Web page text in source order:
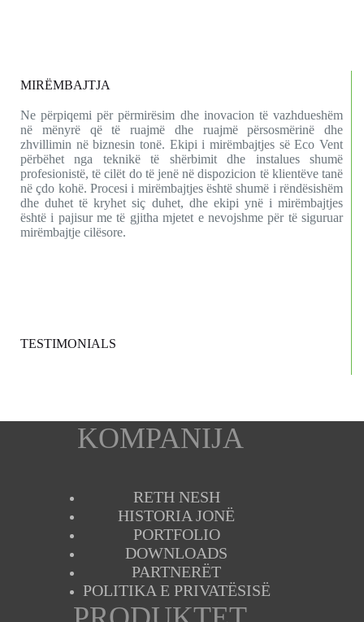
MIRËMBAJTJA
Ne përpiqemi për përmirësim dhe inovacion të vazhdueshëm
në mënyrë që të ruajmë dhe ruajmë përsosmërinë dhe
zhvillimin në biznesin tonë. Ekipi i mirëmbajtjes së Eco Vent
përbëhet nga teknikë të shërbimit dhe instalues ​​shumë
profesionistë, të cilët do të jenë në dispozicion të klientëve tanë
në çdo kohë. Procesi i mirëmbajtjes është shumë i rëndësishëm
dhe duhet të kryhet siç duhet, dhe ekipi ynë i mirëmbajtjes
është i pajisur me të gjitha mjetet e nevojshme për të siguruar
mirëmbajtje cilësore.
TESTIMONIALS
KOMPANIJA
RETH NESH
HISTORIA JONË
PORTFOLIO
DOWNLOADS
PARTNERËT
POLITIKA E PRIVATËSISË